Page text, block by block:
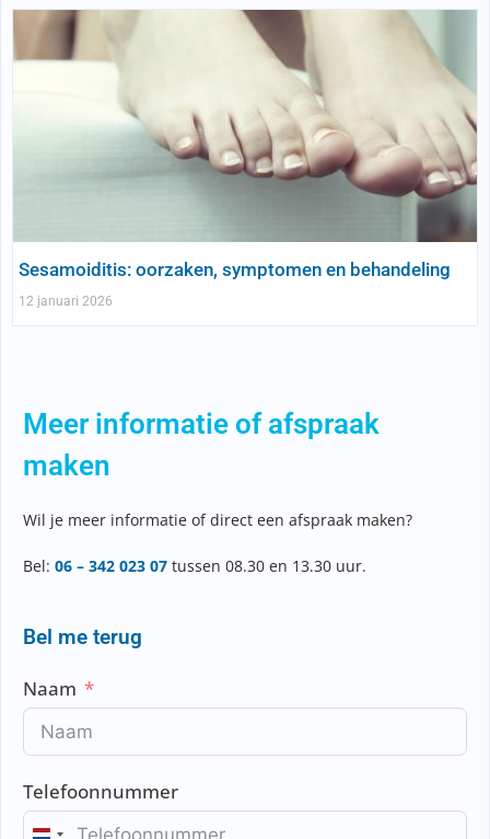
Sesamoiditis: oorzaken, symptomen en behandeling
12 januari 2026
Meer informatie of afspraak
maken
Wil je meer informatie of direct een afspraak maken?
Bel: 06 – 342 023 07 tussen 08.30 en 13.30 uur.
Bel me terug
Naam
Telefoonnummer